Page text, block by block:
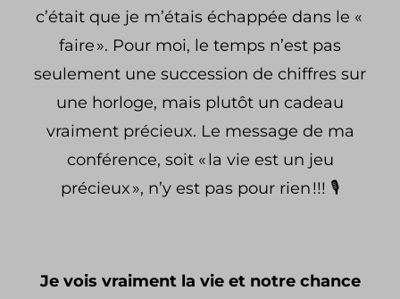
c’était que je m’étais échappée dans le «
faire ». Pour moi, le temps n’est pas
seulement une succession de chiffres sur
une horloge, mais plutôt un cadeau
vraiment précieux. Le message de ma
conférence, soit « la vie est un jeu
précieux », n’y est pas pour rien !!! 🎙
Je vois vraiment la vie et notre chance